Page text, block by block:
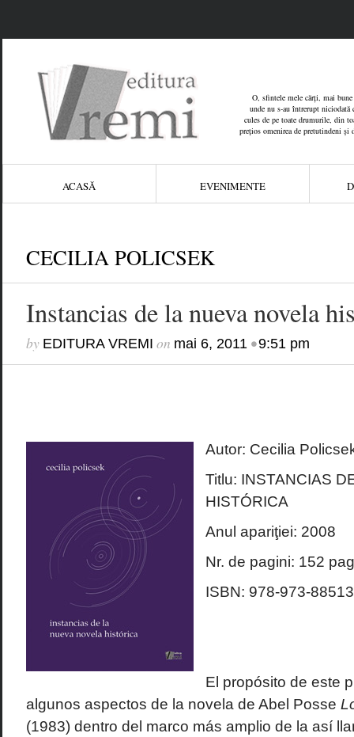
O, sfintele mele cărți, mai
unde nu s-au întrerupt niciodată
cules de pe toate drumurile, din
prețios omenirea de pretutindeni și
ACASĂ EVENIMENTE
CECILIA POLICSEK
Instancias de la nueva novela
by EDITURA VREMI on mai 6, 2011•9:51 pm
Autor: Cecilia
Titlu: INSTANCIAS
HISTÓRICA
Anul apariţiei: 2008
Nr. de pagini: 152
ISBN: 978-973-
El propósito de este
algunos aspectos de la novela de Abel Posse
(1983) dentro del marco más amplio de la así